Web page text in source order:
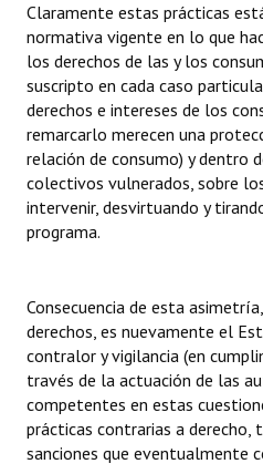
Claramente estas prácticas
normativa vigente en lo que
los derechos de las y los
suscripto en cada caso
derechos e intereses de los
remarcarlo merecen una
relación de consumo) y dentro
colectivos vulnerados, sobre
intervenir, desvirtuando y
programa.
Consecuencia de esta
derechos, es nuevamente el
contralor y vigilancia (en
través de la actuación de las
competentes en estas
prácticas contrarias a derecho,
sanciones que eventualmente